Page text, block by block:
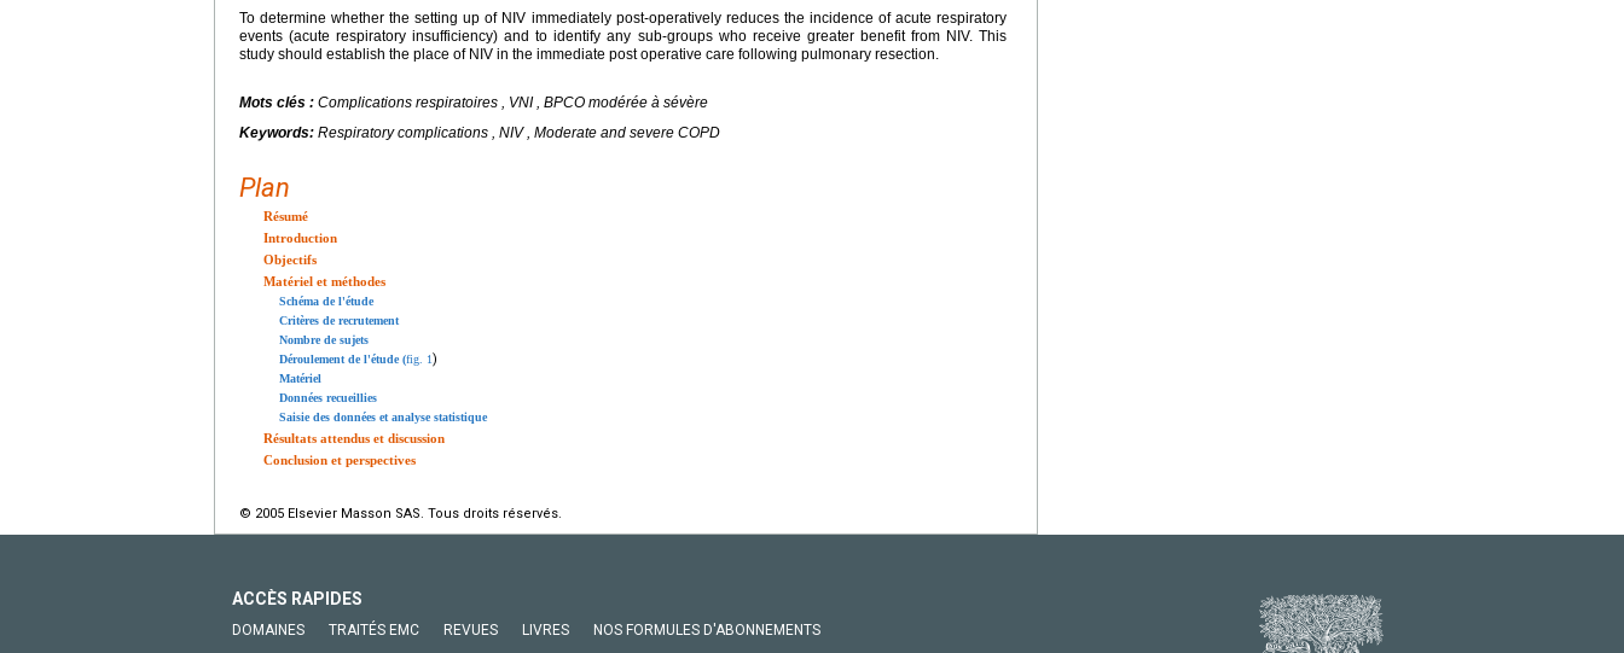
To determine whether the setting up of NIV immediately post-operatively reduces the incidence of acute respiratory
events (acute respiratory insufficiency) and to identify any sub-groups who receive greater benefit from NIV. This
study should establish the place of NIV in the immediate post operative care following pulmonary resection.
Mots clés : Complications respiratoires , VNI , BPCO modérée à sévère
Keywords: Respiratory complications , NIV , Moderate and severe COPD
Plan
Résumé
Introduction
Objectifs
Matériel et méthodes
Schéma de l'étude
Critères de recrutement
Nombre de sujets
Déroulement de l'étude (fig. 1)
Matériel
Données recueillies
Saisie des données et analyse statistique
Résultats attendus et discussion
Conclusion et perspectives
© 2005 Elsevier Masson SAS. Tous droits réservés.
ACCÈS RAPIDES
DOMAINES TRAITÉS EMC REVUES LIVRES NOS FORMULES D'ABONNEMENTS